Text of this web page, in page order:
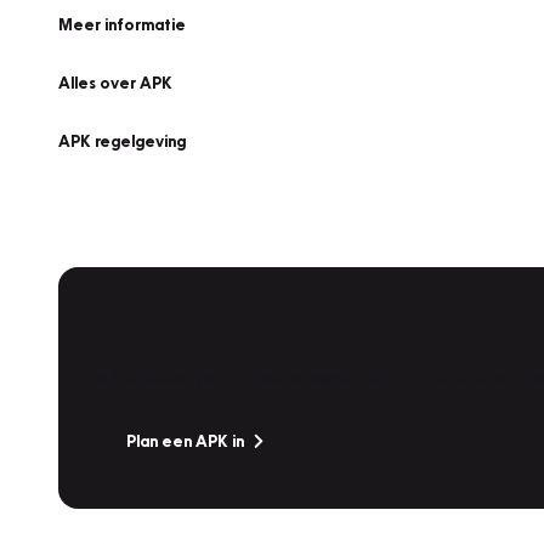
Meer informatie
Alles over APK
APK regelgeving
Plan een APK in